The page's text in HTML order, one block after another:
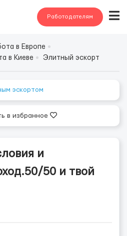
Работодателям
в Европе
в Киеве Элитный эскорт
эскортом
в избранное
и
50 и твой